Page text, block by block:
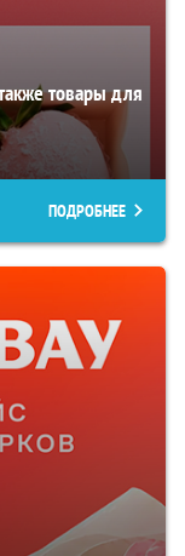
товары для
ПОДРОБНЕЕ